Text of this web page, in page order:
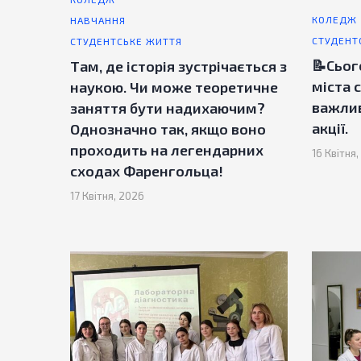
НАВЧАННЯ
СТУДЕНТСЬКЕ ЖИТТЯ
Там, де історія зустрічається з
наукою. Чи може теоретичне
заняття бути надихаючим?
Однозначно так, якщо воно
проходить на легендарних
сходах Фаренгольца!
17 Квітня, 2026
КОЛЕДЖ
міста
акції.
16